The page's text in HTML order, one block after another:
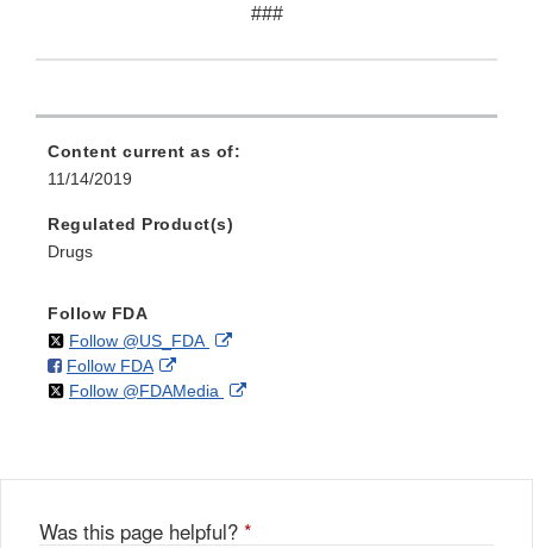
###
Content current as of:
11/14/2019
Regulated Product(s)
Drugs
Follow FDA
Follow @US_FDAon External
Disclaimer
Follow FDAon
Facebook
External
Link
Follow @FDAMedia on External
Was this page helpful? *